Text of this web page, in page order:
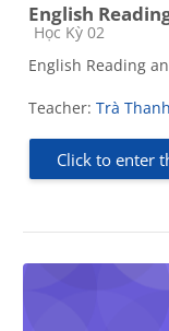
English
Course category
Học Kỳ 02
English Reading
Teacher: Trà
Click to enter